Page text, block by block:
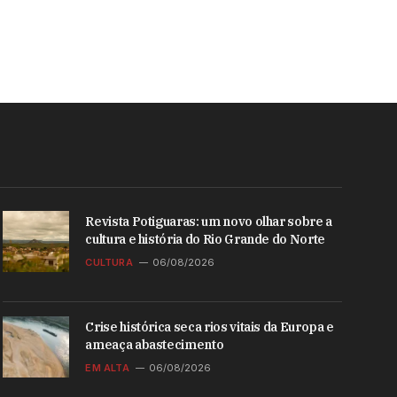
Revista Potiguaras: um novo olhar sobre a
cultura e história do Rio Grande do Norte
CULTURA 06/08/2026
Crise histórica seca rios vitais da Europa e
ameaça abastecimento
EM ALTA 06/08/2026